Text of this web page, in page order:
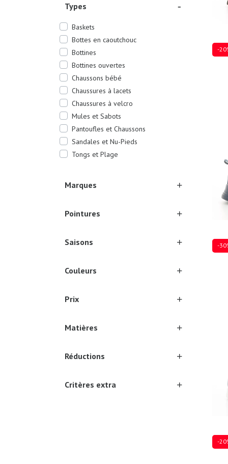
Types
Baskets
Bottes en caoutchouc
Bottines
Bottines ouvertes
Chaussons bébé
Chaussures à lacets
Chaussures à velcro
Mules et Sabots
Pantoufles et Chaussons
Sandales et Nu-Pieds
Tongs et Plage
Marques
Pointures
Saisons
Couleurs
Prix
Matières
Réductions
Critères extra
-
-
-